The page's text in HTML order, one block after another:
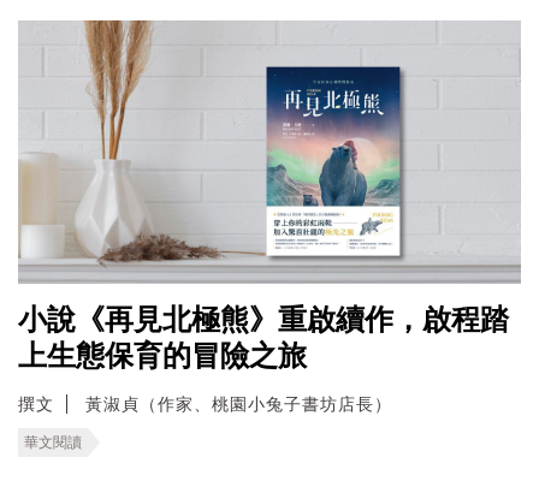
小說《再見北極熊》重啟續作，啟程踏
上生態保育的冒險之旅
撰文 黃淑貞（作家、桃園小兔子書坊店長）
華文閱讀